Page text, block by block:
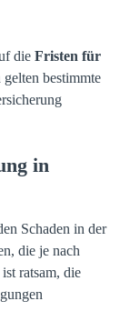
die Fristen für
bestimmte
in
Schaden in der
die je nach
ratsam, die